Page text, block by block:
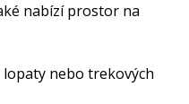
nabízí prostor na
nebo trekových